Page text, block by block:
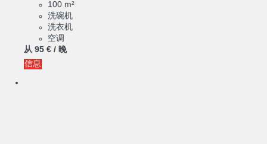
100 m²
洗碗机
洗衣机
空调
从 95 € / 晚
信息